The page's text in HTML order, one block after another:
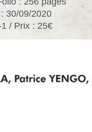
30/09/2020
/ Prix : 25€